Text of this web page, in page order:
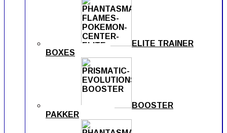
ELITE TRAINER
BOXES
BOOSTER
PAKKER